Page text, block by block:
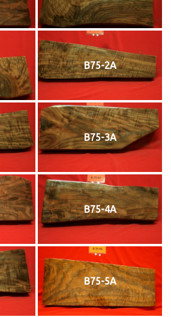
B75-2A
B75-3A
B75-4A
B75-5A